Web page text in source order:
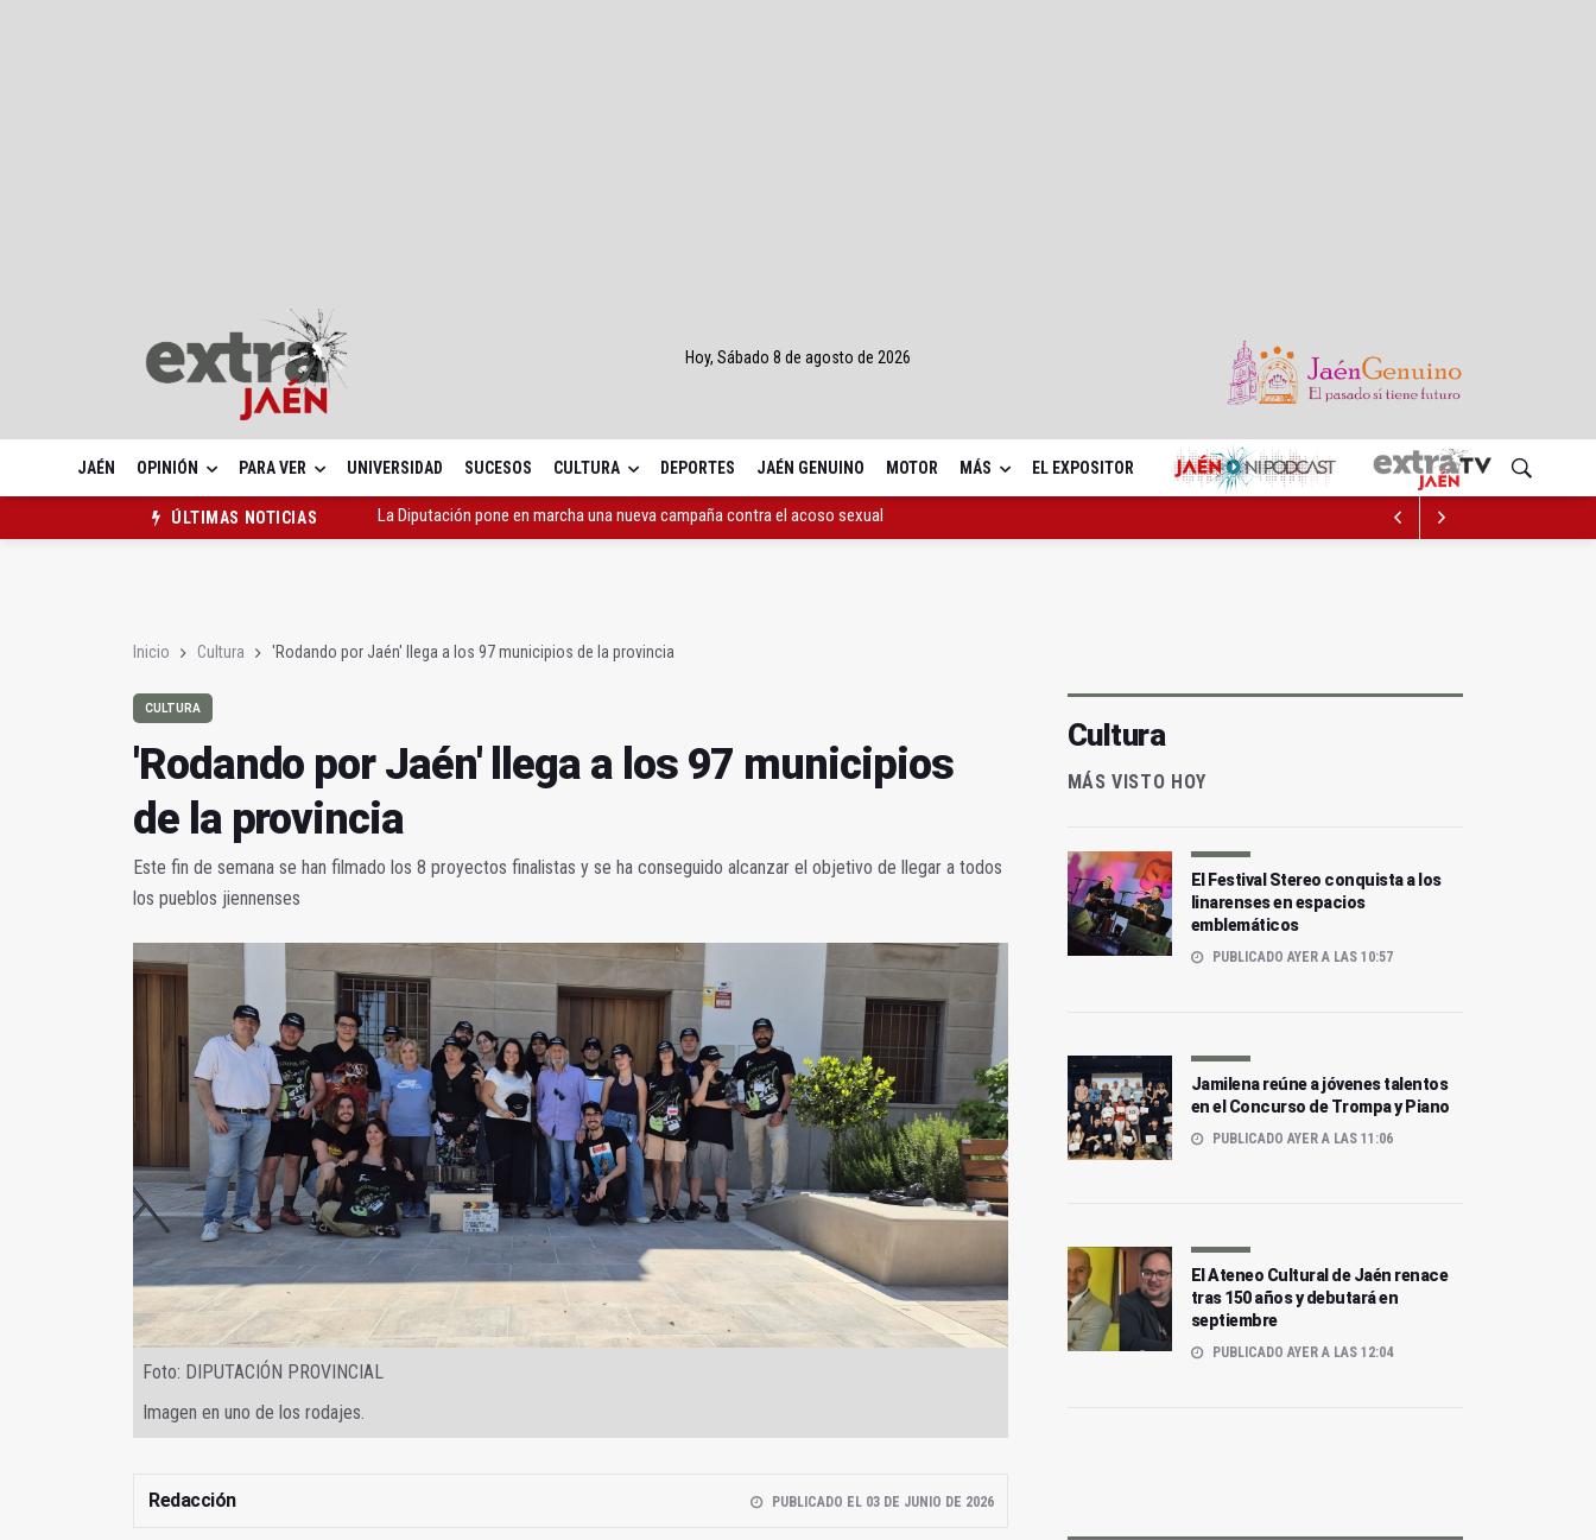
Hoy, Sábado 8 de agosto de 2026
JAÉN OPINIÓN PARA VER UNIVERSIDAD SUCESOS CULTURA DEPORTES JAÉN GENUINO MOTOR MÁS EL EXPOSITOR
ÚLTIMAS NOTICIAS
La UJA amplía sus sedes y oferta de cursos en municipios de la provincia
Inicio Cultura 'Rodando por Jaén' llega a los 97 municipios de la provincia
CULTURA
'Rodando por Jaén' llega a los 97 municipios
de la provincia
Este fin de semana se han filmado los 8 proyectos finalistas y se ha conseguido alcanzar el objetivo de llegar a todos
los pueblos jiennenses
Foto: DIPUTACIÓN PROVINCIAL
Imagen en uno de los rodajes.
Redacción PUBLICADO EL 03 DE JUNIO DE 2026
Cultura
MÁS VISTO HOY
El Festival Stereo conquista a los
linarenses en espacios
emblemáticos
PUBLICADO AYER A LAS 10:57
Jamilena reúne a jóvenes talentos
en el Concurso de Trompa y Piano
PUBLICADO AYER A LAS 11:06
El Ateneo Cultural de Jaén renace
tras 150 años y debutará en
septiembre
PUBLICADO AYER A LAS 12:04